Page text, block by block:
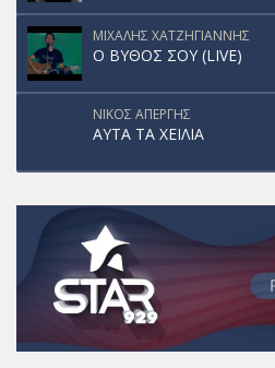
ΜΙΧΑΛΗΣ ΧΑΤΖΗΓΙΑΝΝΗΣ
Ο ΒΥΘΟΣ ΣΟΥ (LIVE)
ΝΙΚΟΣ ΑΠΕΡΓΗΣ
ΑΥΤΑ ΤΑ ΧΕΙΛΙΑ